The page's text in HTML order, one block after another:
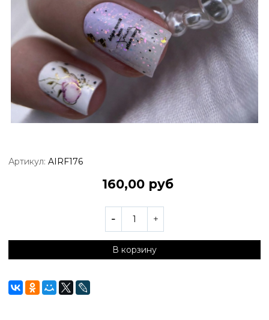
Артикул: AIRF176
160,00 руб
В корзину